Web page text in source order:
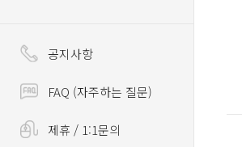
공지사항
FAQ (자주하는 질문)
제휴 / 1:1문의